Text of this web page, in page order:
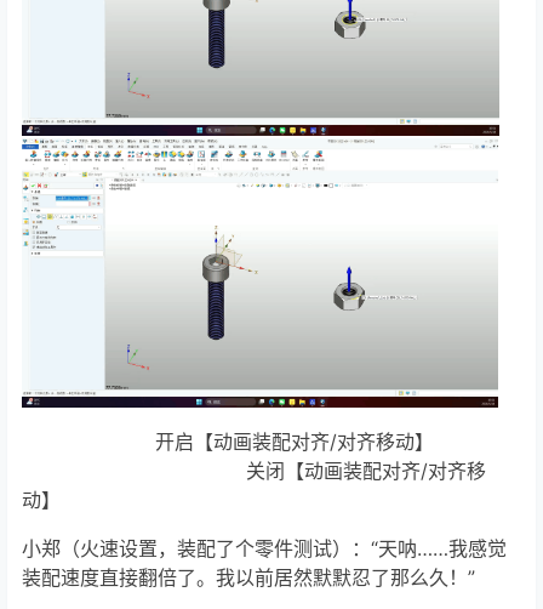
开启【动画装配对齐/对齐移动】
关闭【动画装配对齐/对齐移
装配速度直接翻倍了。我以前居然默默忍了那么久！”